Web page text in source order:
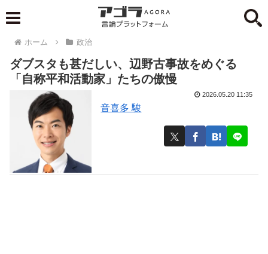
ホーム 政治
ダブスタも甚だしい、辺野古事故をめぐる
「自称平和活動家」たちの傲慢
音喜多 駿
2026.05.20 11:35